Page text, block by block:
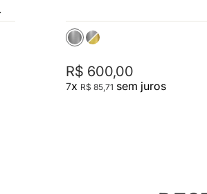
R$ 600,00
7x R$ 85,71 sem juros